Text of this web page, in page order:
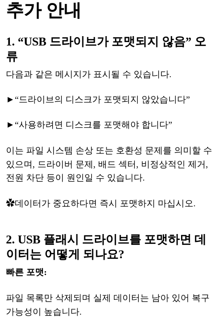
추가 안내
1. “USB 드라이브가 포맷되지 않음” 오
류
다음과 같은 메시지가 표시될 수 있습니다.
► “드라이브의 디스크가 포맷되지 않았습니다”
► “사용하려면 디스크를 포맷해야 합니다”
이는 파일 시스템 손상 또는 호환성 문제를 의미할 수
있으며 , 드라이버 문제 , 배드 섹터, 비정상적인 제거,
전원 차단 등이 원인일 수 있습니다.
✿데이터가 중요하다면 즉시 포맷하지 마십시오.
2. USB 플래시 드라이브를 포맷하면 데
이터는 어떻게 되나요?
빠른 포맷:
파일 목록만 삭제되며 실제 데이터는 남아 있어 복구
가능성이
높습니다.